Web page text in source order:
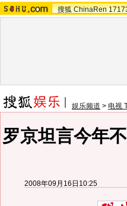
搜狐 ChinaRen
娱乐频道 > 电视
罗京坦言今年
2008年09月16日10:25